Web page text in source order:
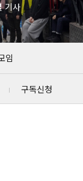
기사
임
구독신청